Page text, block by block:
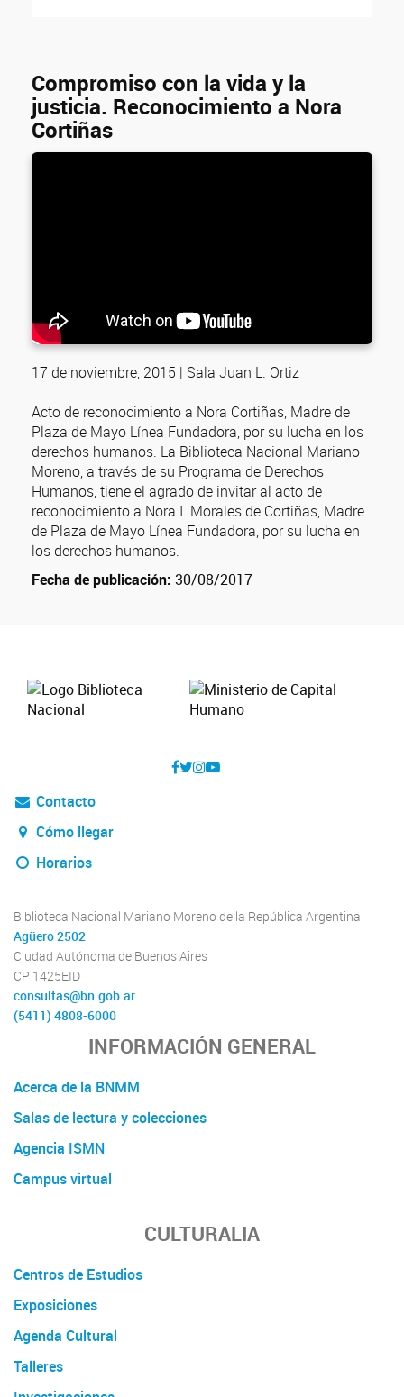
Compromiso con la vida y la
justicia. Reconocimiento a Nora
Cortiñas
17 de noviembre, 2015 | Sala Juan L. Ortiz
Acto de reconocimiento a Nora Cortiñas, Madre de
Plaza de Mayo Línea Fundadora, por su lucha en los
derechos humanos. La Biblioteca Nacional Mariano
Moreno, a través de su Programa de Derechos
Humanos, tiene el agrado de invitar al acto de
reconocimiento a Nora I. Morales de Cortiñas, Madre
de Plaza de Mayo Línea Fundadora, por su lucha en
los derechos humanos.
Fecha de publicación: 30/08/2017
Contacto
Cómo llegar
Horarios
Biblioteca Nacional Mariano Moreno de la República Argentina
Agüero 2502
Ciudad Autónoma de Buenos Aires
CP 1425EID
consultas@bn.gob.ar
(5411) 4808-6000
INFORMACIÓN GENERAL
Acerca de la BNMM
Salas de lectura y colecciones
Agencia ISMN
Campus virtual
CULTURALIA
Centros de Estudios
Exposiciones
Agenda Cultural
Talleres